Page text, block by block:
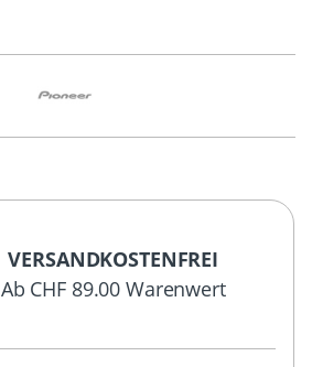
VERSANDKOSTENFREI
Ab CHF 89.00 Warenwert